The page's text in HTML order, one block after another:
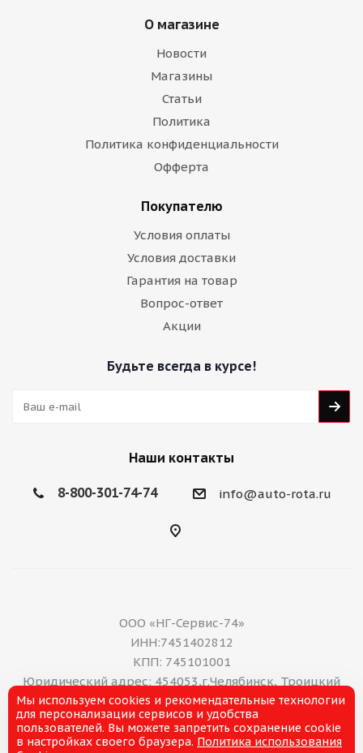
О магазине
Новости
Магазины
Статьи
Политика
Политика конфиденциальности
Офферта
Покупателю
Условия оплаты
Условия доставки
Гарантия на товар
Вопрос-ответ
Акции
Будьте всегда в курсе!
Наши контакты
8-800-301-74-74 info@auto-rota.ru
ООО «НГ-Сервис-74»
ИНН:7451402812
КПП: 745101001
Юридический адрес: 454053,г.Челябинск, Троицкий
тракт, дом 11 А, нежилое помещение 16
E-mail: office@ng-servis.ru
8(351)211-21-07
Мы используем cookies и рекомендательные технологии
для персонализации сервисов и удобства
пользователей. Вы можете запретить сохранение cookie
в настройках своего браузера. Политика использования